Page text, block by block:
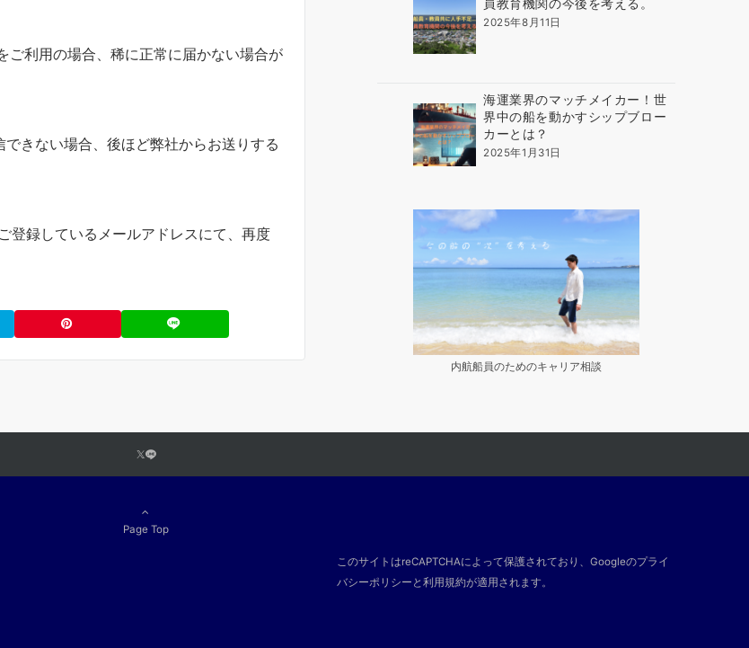
利用の場合、稀に正常に届かない場合が
きない場合、後ほど弊社からお送りする
登録しているメールアドレスにて、再度
員教育機関の今後を考える。
2025年8月11日
海運業界のマッチメイカー！世
界中の船を動かすシップブロー
カーとは？
2025年1月31日
内航船員のためのキャリア相談
Page Top
このサイトはreCAPTCHAによって保護されており、Googleのプライ
バシーポリシー と 利用規約が適用されます。